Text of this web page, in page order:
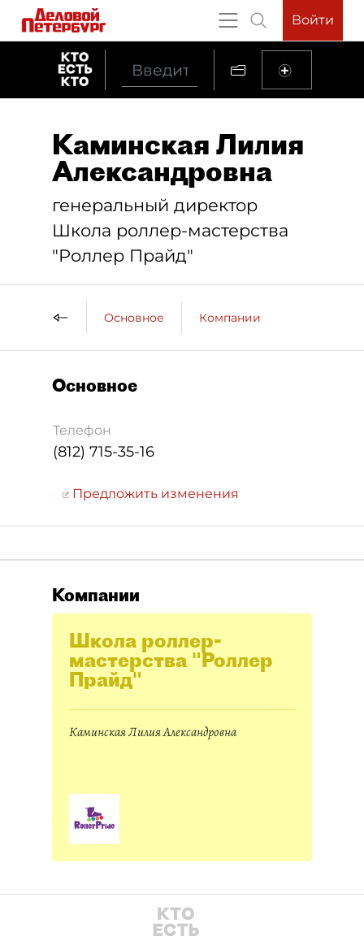
Войти
Каминская Лилия
Александровна
генеральный директор
Школа роллер-мастерства
"Роллер Прайд"
Основное Компании
Основное
Телефон
(812) 715-35-16
Предложить изменения
Компании
Школа роллер-
мастерства "Роллер
Прайд"
Каминская Лилия Александровна